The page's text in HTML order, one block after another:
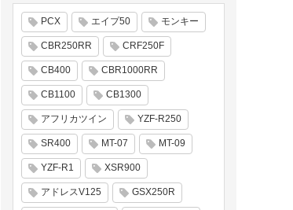
PCX エイプ50 モンキー
CBR250RR CRF250F
CB400 CBR1000RR
CB1100 CB1300
アフリカツイン YZF-R250
SR400 MT-07 MT-09
YZF-R1 XSR900
アドレスV125 GSX250R